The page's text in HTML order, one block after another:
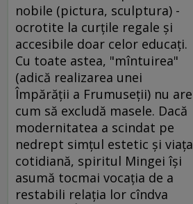
nobile (pictura, sculptura) -
ocrotite la curţile regale şi
accesibile doar celor educaţi.
Cu toate astea, "mîntuirea"
(adică realizarea unei
Împărăţii a Frumuseţii) nu are
cum să excludă masele. Dacă
modernitatea a scindat pe
nedrept simţul estetic şi viaţa
cotidiană, spiritul Mingei îşi
asumă tocmai vocaţia de a
restabili relaţia lor cîndva